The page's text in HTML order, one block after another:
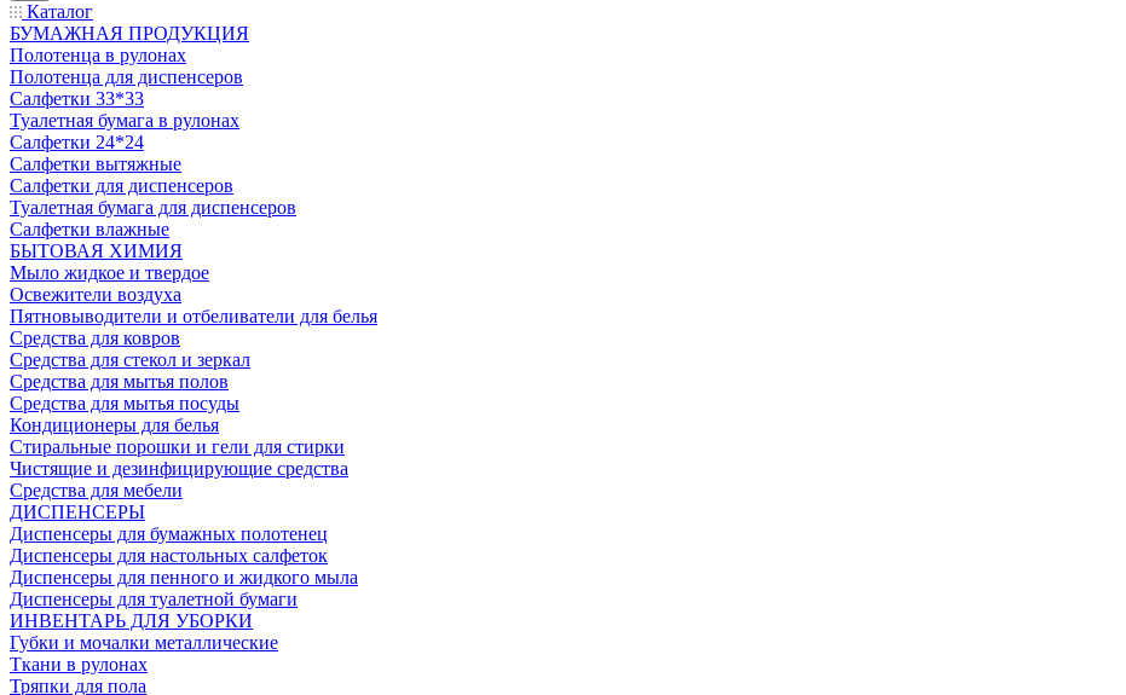
Каталог
БУМАЖНАЯ ПРОДУКЦИЯ
Полотенца в рулонах
Полотенца для диспенсеров
Салфетки 33*33
Туалетная бумага в рулонах
Салфетки 24*24
Салфетки вытяжные
Салфетки для диспенсеров
Туалетная бумага для диспенсеров
Салфетки влажные
БЫТОВАЯ ХИМИЯ
Мыло жидкое и твердое
Освежители воздуха
Пятновыводители и отбеливатели для белья
Средства для ковров
Средства для стекол и зеркал
Средства для мытья полов
Средства для мытья посуды
Кондиционеры для белья
Стиральные порошки и гели для стирки
Чистящие и дезинфицирующие средства
Средства для мебели
ДИСПЕНСЕРЫ
Диспенсеры для бумажных полотенец
Диспенсеры для настольных салфеток
Диспенсеры для пенного и жидкого мыла
Диспенсеры для туалетной бумаги
ИНВЕНТАРЬ ДЛЯ УБОРКИ
Губки и мочалки металлические
Ткани в рулонах
Тряпки для пола